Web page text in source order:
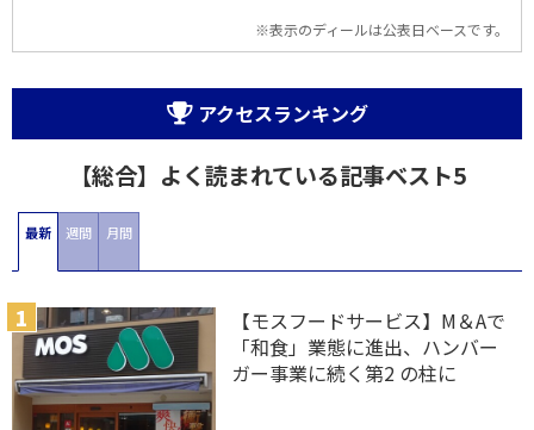
※表示のディールは公表日ベースです。
アクセスランキング
【総合】よく読まれている記事ベスト5
最新 週間 月間
【モスフードサービス】M＆Aで
「和食」業態に進出、ハンバー
ガー事業に続く第2 の柱に